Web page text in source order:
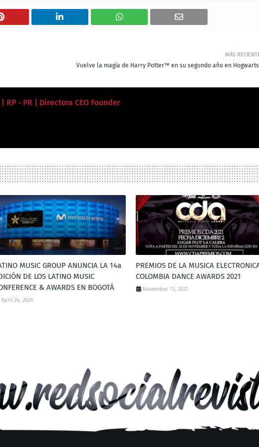
MÁS
Vuelve la magia de Harry Potter™ en su segundo año en
RP - PR | Directora CEO Founder
MUSIC GROUP ANUNCIA LA 14a
DE LOS LATINO MUSIC
& AWARDS EN BOGOTÁ
April 24, 2024
PREMIOS DE LA MUSICA
COLOMBIA DANCE AWARDS 2021
November 13, 2021